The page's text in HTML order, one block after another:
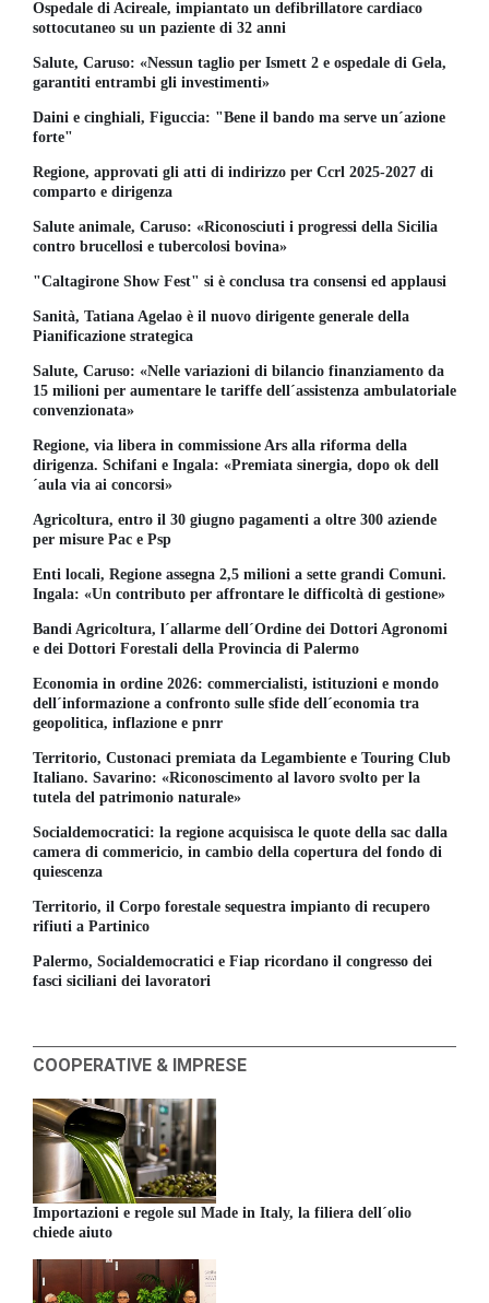
Ospedale di Acireale, impiantato un defibrillatore cardiaco
sottocutaneo su un paziente di 32 anni
Salute, Caruso: «Nessun taglio per Ismett 2 e ospedale di Gela,
garantiti entrambi gli investimenti»
Daini e cinghiali, Figuccia: "Bene il bando ma serve un´azione
forte"
Regione, approvati gli atti di indirizzo per Ccrl 2025-2027 di
comparto e dirigenza
Salute animale, Caruso: «Riconosciuti i progressi della Sicilia
contro brucellosi e tubercolosi bovina»
"Caltagirone Show Fest" si è conclusa tra consensi ed applausi
Sanità, Tatiana Agelao è il nuovo dirigente generale della
Pianificazione strategica
Salute, Caruso: «Nelle variazioni di bilancio finanziamento da
15 milioni per aumentare le tariffe dell´assistenza ambulatoriale
convenzionata»
Regione, via libera in commissione Ars alla riforma della
dirigenza. Schifani e Ingala: «Premiata sinergia, dopo ok dell
´aula via ai concorsi»
Agricoltura, entro il 30 giugno pagamenti a oltre 300 aziende
per misure Pac e Psp
Enti locali, Regione assegna 2,5 milioni a sette grandi Comuni.
Ingala: «Un contributo per affrontare le difficoltà di gestione»
Bandi Agricoltura, l´allarme dell´Ordine dei Dottori Agronomi
e dei Dottori Forestali della Provincia di Palermo
Economia in ordine 2026: commercialisti, istituzioni e mondo
dell´informazione a confronto sulle sfide dell´economia tra
geopolitica, inflazione e pnrr
Territorio, Custonaci premiata da Legambiente e Touring Club
Italiano. Savarino: «Riconoscimento al lavoro svolto per la
tutela del patrimonio naturale»
Socialdemocratici: la regione acquisisca le quote della sac dalla
camera di commericio, in cambio della copertura del fondo di
quiescenza
Territorio, il Corpo forestale sequestra impianto di recupero
rifiuti a Partinico
Palermo, Socialdemocratici e Fiap ricordano il congresso dei
fasci siciliani dei lavoratori
COOPERATIVE & IMPRESE
Importazioni e regole sul Made in Italy, la filiera dell´olio
chiede aiuto